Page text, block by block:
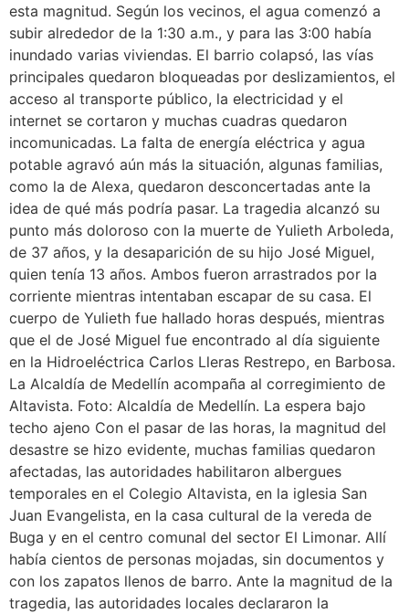
esta magnitud. Según los vecinos, el agua comenzó a
subir alrededor de la 1:30 a.m., y para las 3:00 había
inundado varias viviendas. El barrio colapsó, las vías
principales quedaron bloqueadas por deslizamientos, el
acceso al transporte público, la electricidad y el
internet se cortaron y muchas cuadras quedaron
incomunicadas. La falta de energía eléctrica y agua
potable agravó aún más la situación, algunas familias,
como la de Alexa, quedaron desconcertadas ante la
idea de qué más podría pasar. La tragedia alcanzó su
punto más doloroso con la muerte de Yulieth Arboleda,
de 37 años, y la desaparición de su hijo José Miguel,
quien tenía 13 años. Ambos fueron arrastrados por la
corriente mientras intentaban escapar de su casa. El
cuerpo de Yulieth fue hallado horas después, mientras
que el de José Miguel fue encontrado al día siguiente
en la Hidroeléctrica Carlos Lleras Restrepo, en Barbosa.
La Alcaldía de Medellín acompaña al corregimiento de
Altavista. Foto: Alcaldía de Medellín. La espera bajo
techo ajeno Con el pasar de las horas, la magnitud del
desastre se hizo evidente, muchas familias quedaron
afectadas, las autoridades habilitaron albergues
temporales en el Colegio Altavista, en la iglesia San
Juan Evangelista, en la casa cultural de la vereda de
Buga y en el centro comunal del sector El Limonar. Allí
había cientos de personas mojadas, sin documentos y
con los zapatos llenos de barro. Ante la magnitud de la
tragedia, las autoridades locales declararon la